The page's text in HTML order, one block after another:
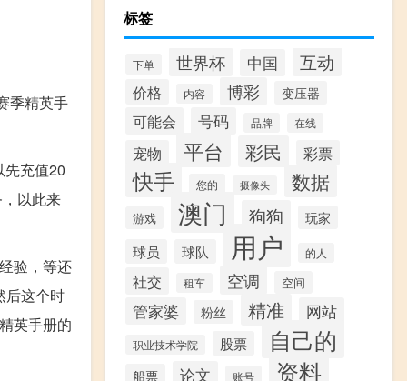
季精英手
先充值20
以此来
验，等还
后这个时
英手册的
标签
下单 世界杯 中国 互动
价格 内容 博彩 变压器
可能会 号码 品牌 在线
宠物 平台 彩民 彩票
快手 您的 摄像头 数据
游戏 澳门 狗狗 玩家
球员 球队 用户 的人
社交 租车 空调 空间
管家婆 粉丝 精准 网站
职业技术学院 股票 自己的
船票 论文 账号 资料